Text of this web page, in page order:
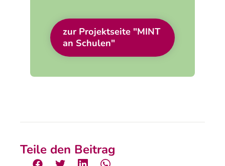
zur Projektseite "MINT
an Schulen"
Teile den Beitrag